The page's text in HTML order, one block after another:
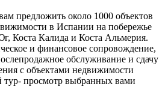
предложить около 1000 объектов
в Испании на побережье
Коста Калида и Коста Альмерия.
и финансовое сопровождение,
обслуживание и сдачу
с объектами недвижимости
тур- просмотр выбранных вами